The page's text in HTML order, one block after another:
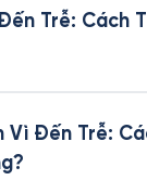
Trễ: Cách
Vì Đến Trễ: